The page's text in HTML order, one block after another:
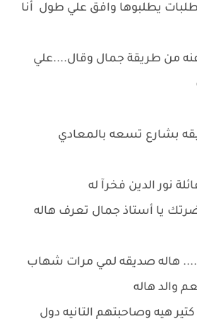
يطلبوها وافق علي طول أنا
من طريقة جمال وقال....علي
بشارع تسعه بالمعادي
نور الدين فخرآ له
يا أستاذ جمال تعرف هاله
هاله صديقه لمي مرات شهاب
والد هاله
هيه وصاحبتهم التانيه دول